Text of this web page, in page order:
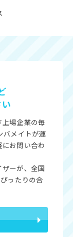
場企業の毎
バメイトが運
お問い合わ
ーが、全国
ったりの合